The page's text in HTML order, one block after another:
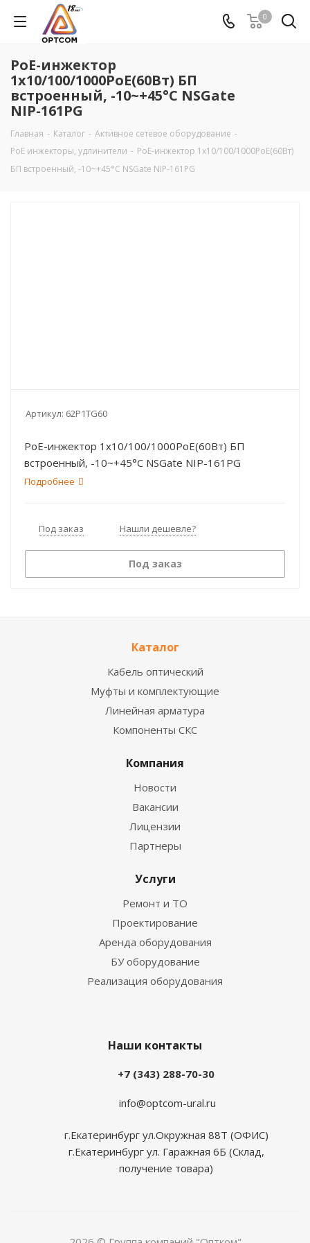
0
PoE-инжектор
1х10/100/1000PoE(60Вт) БП
встроенный, -10~+45°C NSGate
NIP-161PG
Главная - Каталог - Активное сетевое оборудование -
PoE инжекторы, удлинители - PoE-инжектор 1х10/100/1000PoE(60Вт)
БП встроенный, -10~+45°C NSGate NIP-161PG
Артикул: 62P1TG60
PoE-инжектор 1х10/100/1000PoE(60Вт) БП
встроенный, -10~+45°C NSGate NIP-161PG
Подробнее
Под заказ Нашли дешевле?
Под заказ
Каталог
Кабель оптический
Муфты и комплектующие
Линейная арматура
Компоненты СКС
Компания
Новости
Вакансии
Лицензии
Партнеры
Услуги
Ремонт и ТО
Проектирование
Аренда оборудования
БУ оборудование
Реализация оборудования
Наши контакты
+7 (343) 288-70-30
info@optcom-ural.ru
г.Екатеринбург ул.Окружная 88Т (ОФИС)
г.Екатеринбург ул. Гаражная 6Б (Склад,
получение товара)